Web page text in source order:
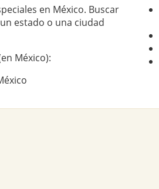
en México. Buscar
estado o una ciudad
México):